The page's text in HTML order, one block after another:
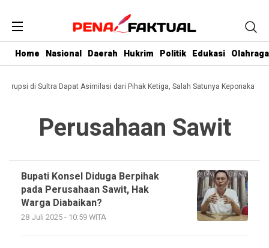
Home Nasional Daerah Hukrim Politik Edukasi Olahraga
di Sultra Dapat Asimilasi dari Pihak Ketiga, Salah Satunya Keponakan
Perusahaan Sawit
Bupati Konsel Diduga Berpihak
pada Perusahaan Sawit, Hak
Warga Diabaikan?
28 Juli 2025 - 10:59 WITA